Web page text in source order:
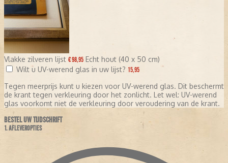
Vlakke zilveren lijst € 98,95 Echt hout (40 x 50 cm)
Wilt u UV-werend glas in uw lijst? 15,95
Tegen meerprijs kunt u kiezen voor UV-werend glas. Dit beschermt
de krant tegen verkleuring door het zonlicht. Let wel: UV-werend
glas voorkomt niet de verkleuring door veroudering van de krant.
BESTEL UW TIJDSCHRIFT
1. AFLEVEROPTIES